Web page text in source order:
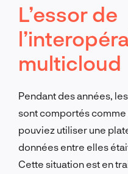
L’essor de
multicloud
Pendant des années,
sont comportés comme
pouviez utiliser une
données entre elles
Cette situation est en